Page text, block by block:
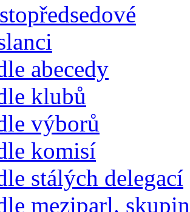
abecedy
klubů
výborů
komisí
stálých delegací
meziparl. skupin